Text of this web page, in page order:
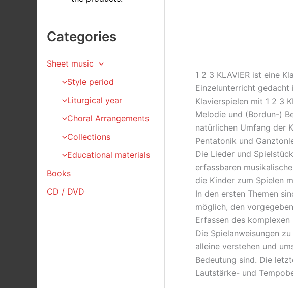
Categories
Sheet music
Style period
Liturgical year
Choral Arrangements
Collections
Educational materials
Books
CD / DVD
1 2 3 KLAVIER ist eine
Einzelunterricht gedacht
Klavierspielen mit 1 2 3
Melodie und (Bordun-)
natürlichen Umfang der
Pentatonik und
Die Lieder und
erfassbaren
die Kinder zum Spielen
In den ersten Themen
möglich, den
Erfassen des
Die Spielanweisungen
alleine verstehen und
Bedeutung sind. Die
Lautstärke- und